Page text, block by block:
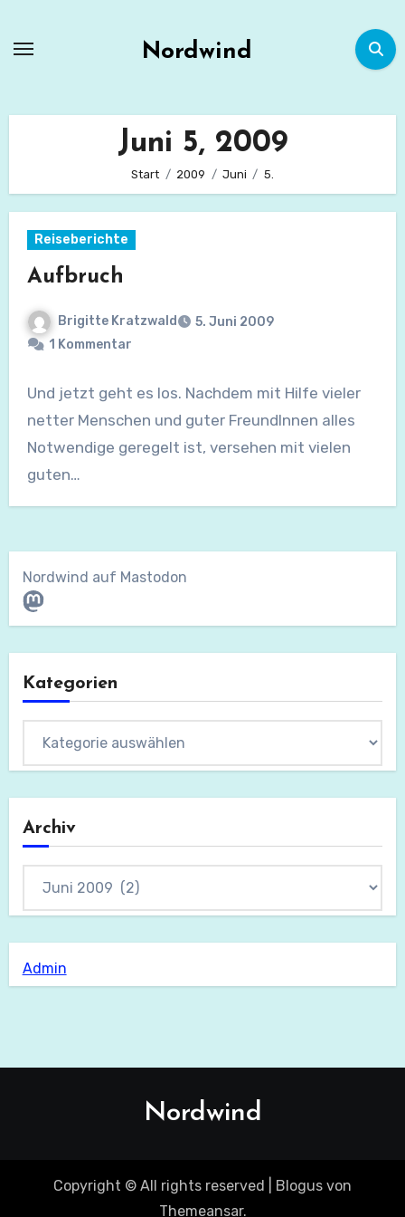
Nordwind
Juni 5, 2009
Start 2009 Juni 5.
Reiseberichte
Aufbruch
Brigitte Kratzwald
5. Juni 2009
1 Kommentar
Und jetzt geht es los. Nachdem mit Hilfe vieler
netter Menschen und guter FreundInnen alles
Notwendige geregelt ist, versehen mit vielen
guten…
Nordwind auf Mastodon
Mastodon
Kategorien
Archiv
Admin
Nordwind
Copyright © All rights reserved Blogus von
Themeansar.